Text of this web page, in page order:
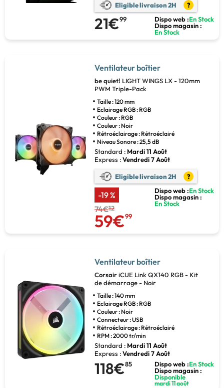
Eligible livraison 2H ?
21€99 Dispo web :En Stock
Dispo magasin :
En Stock
Ventilateur boîtier
be quiet! LIGHT WINGS LX - 120mm
PWM Triple-Pack
Taille : 120 mm
Eclairage RGB : RGB
Couleur : RGB
Couleur : Noir
Rétroéclairage : Rétroéclairé
Niveau Sonore : 25,5 dB
Standard : Mardi 11 Août
Express :Vendredi 7 Août
Eligible livraison 2H ?
-19 %
74€12
59€99
Dispo web :En Stock
Dispo magasin :
En Stock
Ventilateur boîtier
CorsairiCUE Link QX140 RGB - Kit
de démarrage - Noir
Taille : 140 mm
Eclairage RGB : RGB
Couleur : Noir
Connecteur : USB
Rétroéclairage : Rétroéclairé
RPM : 2000 tr/min
Standard : Mardi 11 Août
Express :Vendredi 7 Août
118€85 Dispo web :En Stock
Dispo magasin :
Disponible
mardi 11 août